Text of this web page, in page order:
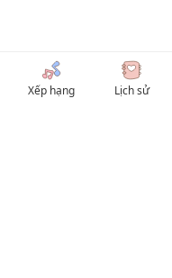
Xếp hạng Lịch sử